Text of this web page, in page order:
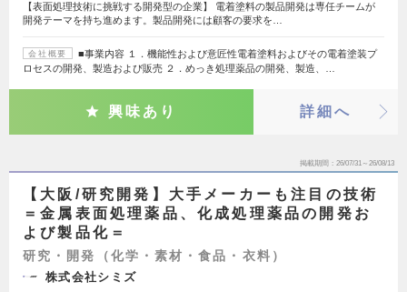
【表面処理技術に挑戦する開発型の企業】 電着塗料の製品開発は専任チームが
開発テーマを持ち進めます。製品開発には顧客の要求を…
会社概要
■事業内容 １．機能性および意匠性電着塗料およびその電着塗装プ
ロセスの開発、製造および販売 ２．めっき処理薬品の開発、製造、…
興味あり 詳細へ
掲載期間 26/07/31～26/08/13
【大阪/研究開発】大手メーカーも注目の技術
＝金属表面処理薬品、化成処理薬品の開発お
よび製品化＝
研究・開発（化学・素材・食品・衣料）
株式会社シミズ